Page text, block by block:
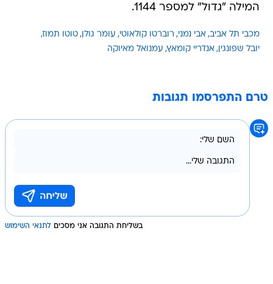
המילה "גדול" למספר 1144.
מכבי תל אביב אבי נמני רוברטו קולאוטי עומר גולן טוטו תמוז
יובל שפונגין אנדריי קומאץ עמנואל מאיוקה
טרם התפרסמו תגובות
בשליחת התגובה אני מסכים לתנאי השימוש